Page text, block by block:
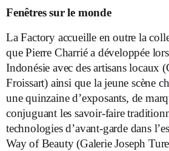
Fenêtres sur le monde
La Factory accueille en outre la
que Pierre Charrié a développée
Indonésie avec des artisans locaux
Froissart) ainsi que la jeune scène
une quinzaine d’exposants, de
conjuguant les savoir-faire
technologies d’avant-garde dans
Way of Beauty (Galerie Joseph